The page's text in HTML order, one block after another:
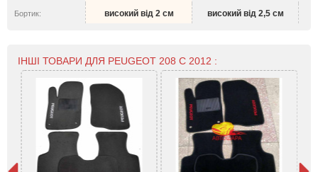
Бортик: високий від 2 см високий від 2,5 см
ІНШІ ТОВАРИ ДЛЯ PEUGEOT 208 С 2012 :